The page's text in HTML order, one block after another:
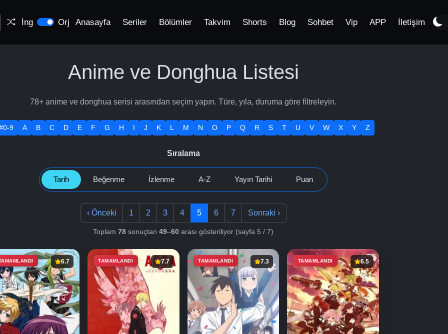
İng Orj Anasayfa Seriler Bölümler Takvim Shorts Blog Sohbet Vip APP İletişim
Anime ve Donghua Listesi
78+ anime ve donghua serisi arasından seçim yapın. Türe, yıla, duruma göre filtreleyin.
9 A B C D E F G H I J K L M N O P Q R S T U V W X Y Z
Sıralama
Tarih Beğenme İzlenme A-Z Yayın Tarihi Puan
‹ Önceki 1 2 3 4 5 6 7 Sonraki ›
Toplam 78 sonuçtan 49–60 arası gösteriliyor (sayfa 5 / 7)
6.7 TAMAMLANDI 7.7 TAMAMLANDI 7.3 TAMAMLANDI 6.5